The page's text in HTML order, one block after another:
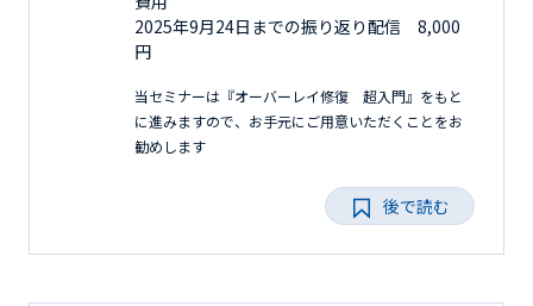
2025年9月24日までの振り返り配信 8,000
円
当セミナーは『オーバーレイ修復 超入門』をもと
に進みますので、お手元にご用意いただくことをお
勧めします
後で読む